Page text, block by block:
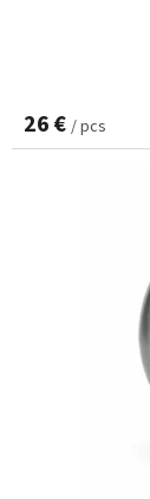
26 € / pcs